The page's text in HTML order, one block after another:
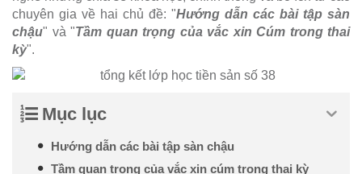
chuyên gia về hai chủ đề: "Hướng dẫn các bài tập sàn
chậu" và "Tầm quan trọng của vắc xin Cúm trong thai
kỳ".
Mục lục
Hướng dẫn các bài tập sàn chậu
Tầm quan trọng của vắc xin cúm trong thai kỳ